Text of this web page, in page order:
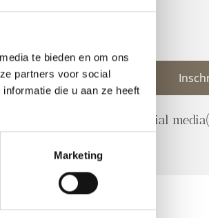
te bieden en om ons
partners voor social
die u aan ze heeft
Marketing
E-
mailadres
Volg ons op social media